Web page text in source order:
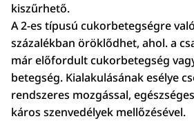
kiszűrhető.
A 2-es típusú cukorbetegségre
százalékban öröklődhet, ahol. a
már előfordult cukorbetegség
betegség. Kialakulásának esélye
rendszeres mozgással,
káros szenvedélyek mellőzésével.